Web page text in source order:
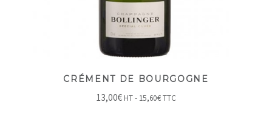
CRÉMENT DE BOURGOGNE
13,00€ HT - 15,60€TTC